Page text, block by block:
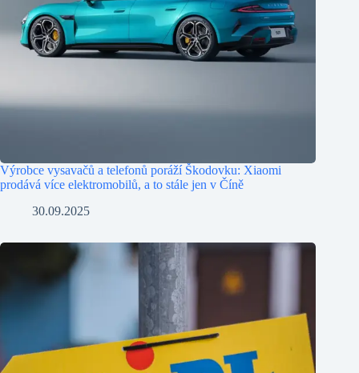
Výrobce vysavačů a telefonů poráží Škodovku: Xiaomi
prodává více elektromobilů, a to stále jen v Číně
30.09.2025